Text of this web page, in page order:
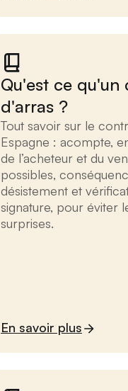
Qu'est ce qu'un
d'arras ?
Tout savoir sur le
Espagne : acompte,
de l’acheteur et du
possibles,
désistement et
signature, pour éviter
surprises.
En savoir plus